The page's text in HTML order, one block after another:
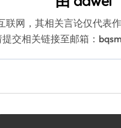
联网，其相关言论仅代
交相关链接至邮箱：